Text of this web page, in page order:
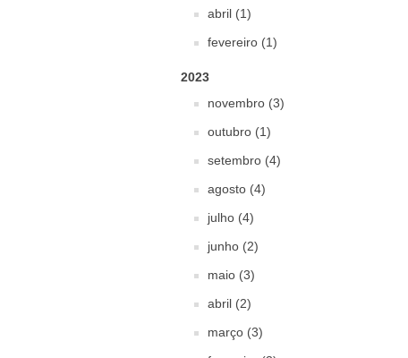
abril (1)
fevereiro (1)
2023
novembro (3)
outubro (1)
setembro (4)
agosto (4)
julho (4)
junho (2)
maio (3)
abril (2)
março (3)